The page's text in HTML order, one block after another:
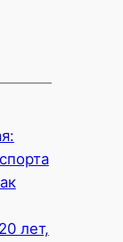
лет,